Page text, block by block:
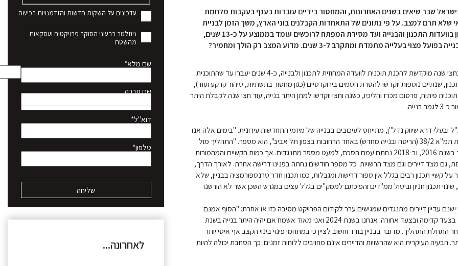
שבר שיאים בשנים האחרונות, והמחסור בידיים עובדות בענף בעקבות מלחמת
שלא תרם למצב. על פי נתונים של התאחדות הקבלנים בוני הארץ, משך הזמן לבניית
דירה מרגע התכנון בוועדות התכנון והבנייה ועד מסירת המפתח לרוכשים עומד בממוצע על כ-13 שנים,
מצוי בעלייה מתמדת ומתקרב ל-3 שנים. מדוע המצב רק הולך ומחמיר?
מהנתונים עולה כי כחצי שנה מוקדשת להכנת תוכנית לוועדה המחוזית לתכנון ולבנייה, כ-4 שנים יעברו עד שהתוכנית
שנתיים נוספות יוקדשו להסרת חסמים בירוקרטיים (כגון מחסור בתשתיות, טיהור קרקע ועוד),
פיתוח, פרסום מכרז והליכיו, כשנה וחצי יוקדשו למתן היתר בנייה, עוד חצי שנה לקבלת היתר
בנייה.
ובעלי דרא שיווק נדל"ן, מתייחס לעיכובים בבנייה של מיזמי התחדשות עירונית. "בימים אלה אנו
מנסים לקדם תוכנית תמ"א 38/2 (הריסה ובנייה מחדש) באחד הרחובות בצפון תל אביב", הוא מספר. "התהליך מול
דיירי הבניין החל עוד בשנת 2016, וב-2018 נחתם עמם הסכם, למעט מספר מתנגדים. אך כמות הקשיים והמהמורות
גם מצד דיירים וגם מצד הרשויות. כל מספר חודשים נחתה בפנינו דרישה אחרת. לאורך הדרך,
על קשיי תכנון רבים בגלל אין ספור דרישות ומגבלות, כמו תכנון חדר טרנספורמציה בבניין, שלא
שינוי תכנון חניון וביטול ממ"דים והפיכתם לממק"ים בגלל עצים במגרש השכן אשר לא הורשנו
ישנם עדיין דיירים מתנגדים שמגישים ערר לקידום הפרויקט מסיבה כזו או אחרת: "הסוף אמנם
מתקרב, אבל תמיד בצעד קדימה ובצעד אחורה. אנחנו בשנת 2024 ואני מאוד אשמח אם יהיה היתר בנייה בשנת
לאחר התחלת התהליך. מדובר בבניין בודד וחשוב לציין כי במתחמי פינוי בינוי הקצב אף איטי יותר
הבעיה העיקרית היא שהרשויות והדיירים אינם מחויבים ללוחות זמנים. כך הסחבת יכולה להיות
עדכונים על השקות חדשות והזדמנויות רכישה
ניוזלטר רבעוני הסוקר פרויקטים ועסקאות
מהשטח
שם מלא*
שם חברה
דוא"ל*
טלפון*
לאחרונה...